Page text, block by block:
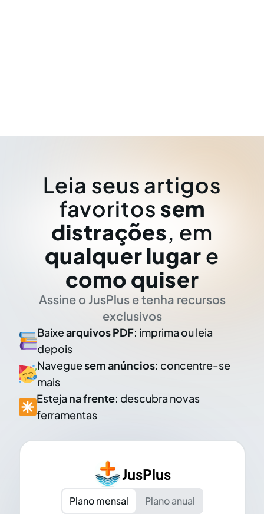
Leia seus artigos
favoritos sem
distrações, em
qualquer lugar e
como quiser
Assine o JusPlus e tenha recursos
exclusivos
Baixearquivos PDF: imprima ou leia
depois
Naveguesem anúncios: concentre-se
mais
Esteja na frente: descubra novas
ferramentas
JusPlus
Plano mensal
Plano anual